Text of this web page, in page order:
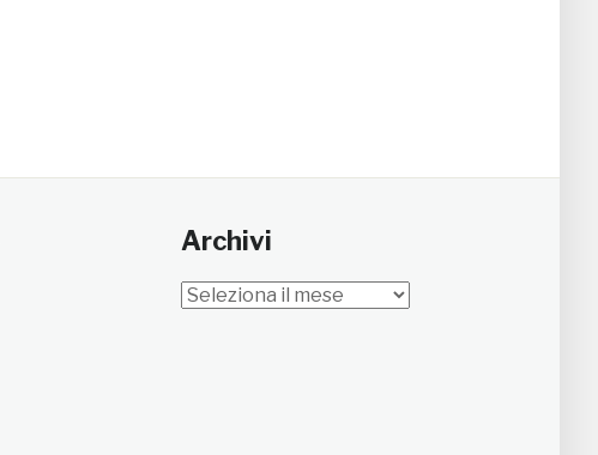
Archivi
Archivi